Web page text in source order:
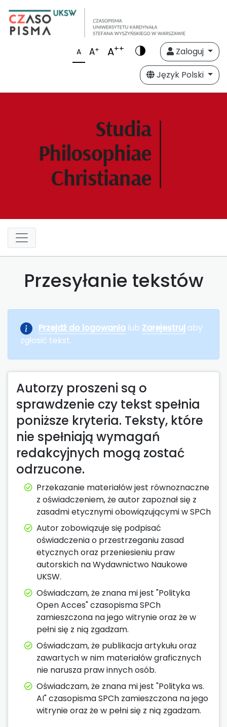
A A+ A++
Zaloguj
Język Polski
Przesyłanie tekstów
Przejdź do logowania lub Zarejestruj aby
zgłosić tekst.
Autorzy proszeni są o
sprawdzenie czy tekst spełnia
poniższe kryteria. Teksty, które
nie spełniają wymagań
redakcyjnych mogą zostać
odrzucone.
Przekazanie materiałów jest równoznaczne
z oświadczeniem, że autor zapoznał się z
zasadmi etycznymi obowiązującymi w SPCh
Autor zobowiązuje się podpisać
oświadczenia o przestrzeganiu zasad
etycznych oraz przeniesieniu praw
autorskich na Wydawnictwo Naukowe
UKSW.
Oświadczam, że znana mi jest "Polityka
Open Acces" czasopisma SPCh
zamieszczona na jego witrynie oraz że w
pełni się z nią zgadzam.
Oświadczam, że publikacja artykułu oraz
zawartych w nim materiałów graficznych
nie narusza praw innych osób.
Oświadczam, że znana mi jest "Polityka ws.
AI" czasopisma SPCh zamieszczona na jego
witrynie oraz że w pełni się z nią zgadzam.